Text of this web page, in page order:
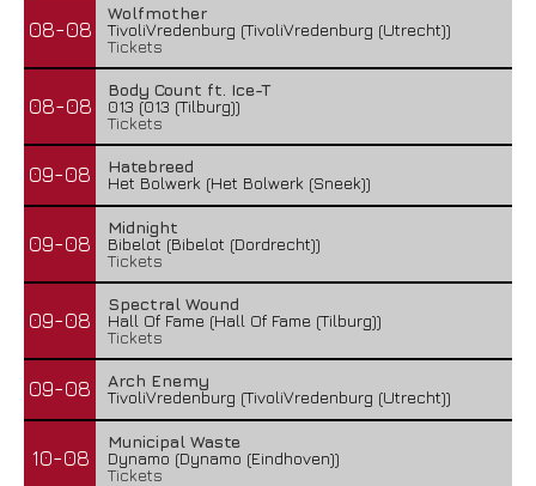
08-08
Wolfmother
TivoliVredenburg (TivoliVredenburg (Utrecht))
Tickets
08-08
Body Count ft. Ice-T
013 (013 (Tilburg))
Tickets
09-08
Hatebreed
Het Bolwerk (Het Bolwerk (Sneek))
09-08
Midnight
Bibelot (Bibelot (Dordrecht))
Tickets
09-08
Spectral Wound
Hall Of Fame (Hall Of Fame (Tilburg))
Tickets
09-08
Arch Enemy
TivoliVredenburg (TivoliVredenburg (Utrecht))
10-08
Municipal Waste
Dynamo (Dynamo (Eindhoven))
Tickets